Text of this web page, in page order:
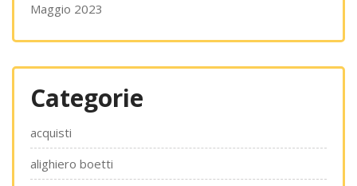
Maggio 2023
Categorie
acquisti
alighiero boetti